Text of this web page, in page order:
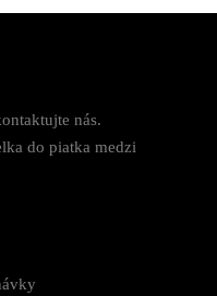
nás.
do piatka medzi